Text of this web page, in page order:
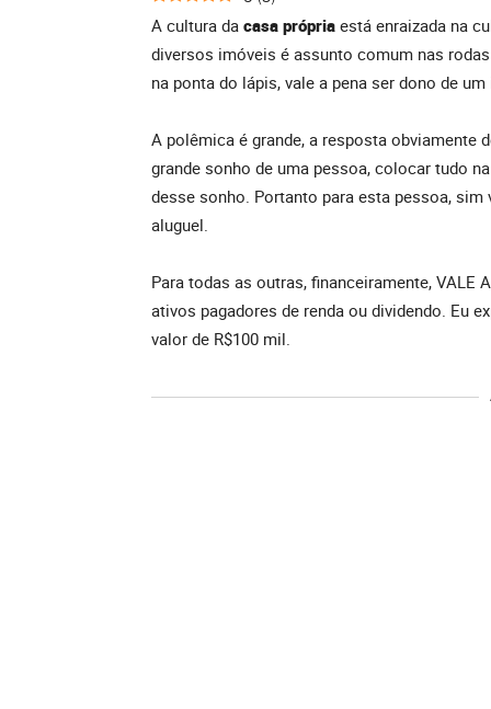
A cultura da casa própria está enraizada na
diversos imóveis é assunto comum nas
na ponta do lápis, vale a pena ser dono de
A polêmica é grande, a resposta obviamente
grande sonho de uma pessoa, colocar tudo
desse sonho. Portanto para esta pessoa,
aluguel.
Para todas as outras, financeiramente, VALE
ativos pagadores de renda ou dividendo. Eu
valor de R$100 mil.